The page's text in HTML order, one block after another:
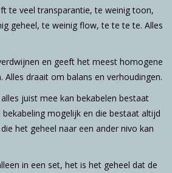
te veel transparantie, te weinig toon,
geheel, te weinig flow, te te te te. Alles
en geeft het meest homogene
Alles draait om balans en verhoudingen.
juist mee kan bekabelen bestaat
mogelijk en die bestaat altijd
het geheel naar een ander nivo kan
in een set, het is het geheel dat de